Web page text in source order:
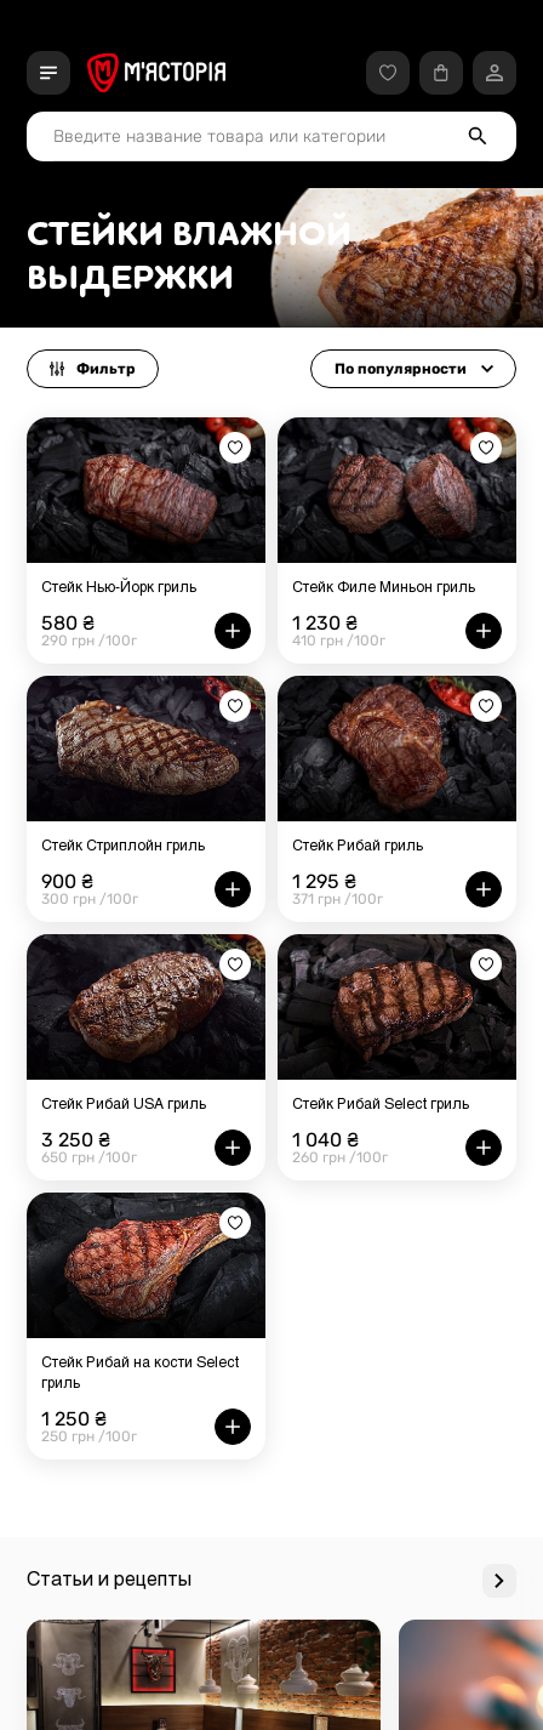
СТЕЙКИ ВЛАЖНОЙ
ВЫДЕРЖКИ
Фильтр По популярности
Стейк Нью-Йорк гриль
580 ₴
290 грн /100г
Стейк Филе Миньон гриль
1 230 ₴
410 грн /100г
Стейк Стриплойн гриль
900 ₴
300 грн /100г
Стейк Рибай гриль
1 295 ₴
371 грн /100г
Стейк Рибай USA гриль
3 250 ₴
650 грн /100г
Стейк Рибай Select гриль
1 040 ₴
260 грн /100г
Стейк Рибай на кости Select
гриль
1 250 ₴
250 грн /100г
Статьи и рецепты